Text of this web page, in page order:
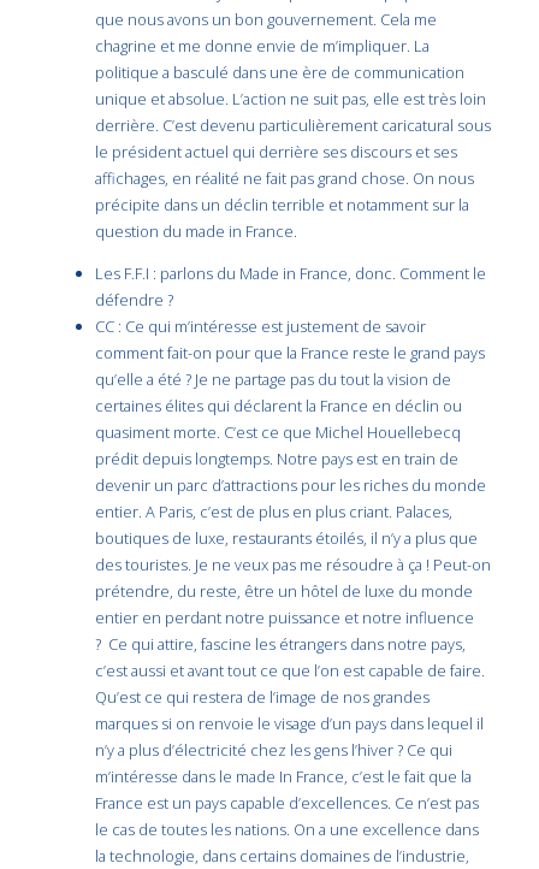
que nous avons un bon gouvernement. Cela me
chagrine et me donne envie de m’impliquer. La
politique a basculé dans une ère de communication
unique et absolue. L’action ne suit pas, elle est très loin
derrière. C’est devenu particulièrement caricatural sous
le président actuel qui derrière ses discours et ses
affichages, en réalité ne fait pas grand chose. On nous
précipite dans un déclin terrible et notamment sur la
question du made in France.
Les F.F.I : parlons du Made in France, donc. Comment le
défendre ?
CC : Ce qui m’intéresse est justement de savoir
comment fait-on pour que la France reste le grand pays
qu’elle a été ? Je ne partage pas du tout la vision de
certaines élites qui déclarent la France en déclin ou
quasiment morte. C’est ce que Michel Houellebecq
prédit depuis longtemps. Notre pays est en train de
devenir un parc d’attractions pour les riches du monde
entier. A Paris, c’est de plus en plus criant. Palaces,
boutiques de luxe, restaurants étoilés, il n’y a plus que
des touristes. Je ne veux pas me résoudre à ça ! Peut-on
prétendre, du reste, être un hôtel de luxe du monde
entier en perdant notre puissance et notre influence
? Ce qui attire, fascine les étrangers dans notre pays,
c’est aussi et avant tout ce que l’on est capable de faire.
Qu’est ce qui restera de l’image de nos grandes
marques si on renvoie le visage d’un pays dans lequel il
n’y a plus d’électricité chez les gens l’hiver ? Ce qui
m’intéresse dans le made In France, c’est le fait que la
France est un pays capable d’excellences. Ce n’est pas
le cas de toutes les nations. On a une excellence dans
la technologie, dans certains domaines de l’industrie,